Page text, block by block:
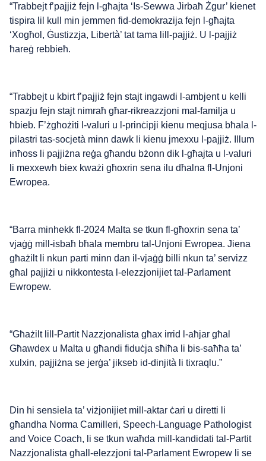
“Trabbejt f’pajjiż fejn l-għajta ‘Is-Sewwa Jirbaħ Żgur’ kienet
tispira lil kull min jemmen fid-demokrazija fejn l-għajta
‘Xogħol, Ġustizzja, Libertà’ tat tama lill-pajjiż. U l-pajjiż
ħareġ rebbieħ.
“Trabbejt u kbirt f’pajjiż fejn stajt ingawdi l-ambjent u kelli
spazju fejn stajt nimraћ gћar-rikreazzjoni mal-familja u
ћbieb. F’żgħożiti l-valuri u l-prinċipji kienu meqjusa bħala l-
pilastri tas-socjetà minn dawk li kienu jmexxu l-pajjiż. Illum
inħoss li pajjiżna reġa għandu bżonn dik l-għajta u l-valuri
li mexxewh biex kważi għoxrin sena ilu dħalna fl-Unjoni
Ewropea.
“Barra minhekk fl-2024 Malta se tkun fl-għoxrin sena ta’
vjaġġ mill-isbaħ bħala membru tal-Unjoni Ewropea. Jiena
għażilt li nkun parti minn dan il-vjaġġ billi nkun ta’ servizz
għal pajjiżi u nikkontesta l-elezzjonijiet tal-Parlament
Ewropew.
“Għażilt lill-Partit Nazzjonalista għax irrid l-aħjar għal
Għawdex u Malta u għandi fiduċja sħiħa li bis-saħħa ta’
xulxin, pajjiżna se jerġa’ jikseb id-dinjità li tixraqlu.”
Din hi sensiela ta’ viżjonijiet mill-aktar ċari u diretti li
għandha Norma Camilleri, Speech-Language Pathologist
and Voice Coach, li se tkun waħda mill-kandidati tal-Partit
Nazzjonalista għall-elezzjoni tal-Parlament Ewropew li se